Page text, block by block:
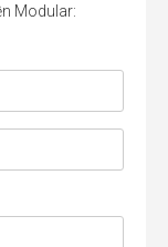
Modular: